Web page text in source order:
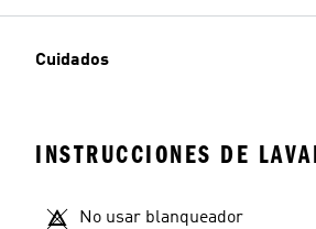
Cuidados
INSTRUCCIONES DE
No usar blanqueador